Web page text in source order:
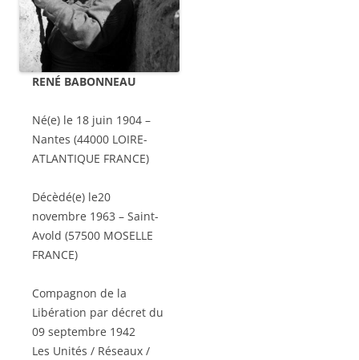
RENÉ BABONNEAU
Né(e) le 18 juin 1904 –
Nantes (44000 LOIRE-
ATLANTIQUE FRANCE)
Décèdé(e) le20
novembre 1963 – Saint-
Avold (57500 MOSELLE
FRANCE)
Compagnon de la
Libération par décret du
09 septembre 1942
Les Unités / Réseaux /